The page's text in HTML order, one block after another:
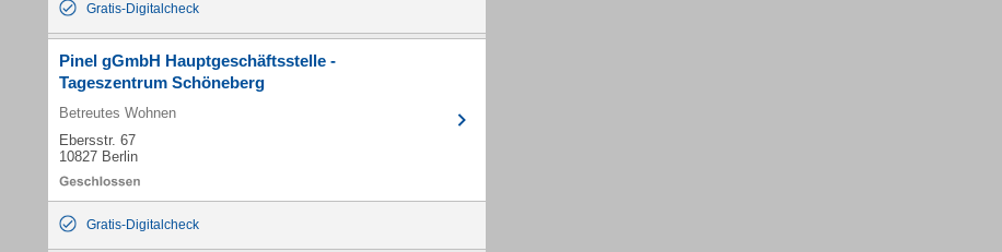
Gratis-Digitalcheck
Pinel gGmbH Hauptgeschäftsstelle -
Tageszentrum Schöneberg
Betreutes Wohnen
Ebersstr. 67
10827 Berlin
Gratis-Digitalcheck